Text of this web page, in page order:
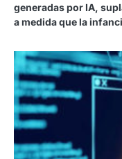
generadas por IA,
a medida que la